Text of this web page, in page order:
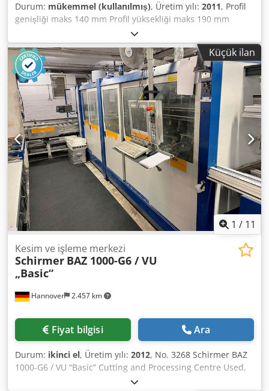
Durum: mükemmel (kullanılmış), Üretim yılı: 2011, Profil
genişliği maks 140 mm Profil yüksekliği maks 190 mm
Çubuk uzunluğu maks. 6.500 mm Sondaj üniteleri 2 Freze
mili sayısı 3 Alüminyum için gergi sayısı 4 Codpfjm H Ud
Uox Acasrf İlerleme hızı maks. 65 m/dak Kademesiz
besleme Otomatik yükleme Evet CE işareti CE uygunluk
beyanı
Küçük ilan
1 / 11
Hannover 2.457 km
Kesim ve işleme merkezi
Schirmer BAZ 1000-G6 / VU
„Basic“
Fiyat bilgisi Ara
Durum: ikinci el, Üretim yılı: 2012, No. 3268 Schirmer BAZ
1000-G6 / VU “Basic” Cutting and Processing Centre Used,
year of manufacture 2012 Comprising: - Schirmer BAZ